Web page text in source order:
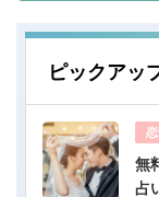
ピックアッ
無
占